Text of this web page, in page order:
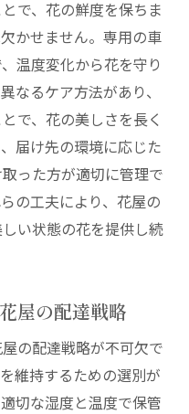
で、花の鮮度を保ちま
かせません。専用の車
温度変化から花を守り
なるケア方法があり、
で、花の美しさを長く
届け先の環境に応じた
った方が適切に管理で
の工夫により、花屋の
い状態の花を提供し続
屋の配達戦略
の配達戦略が不可欠で
維持するための選別が
切な湿度と温度で保管